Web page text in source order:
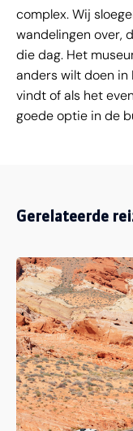
complex. Wij
wandelingen over,
die dag. Het
anders wilt doen in
vindt of als het
goede optie in de
Gerelateerde